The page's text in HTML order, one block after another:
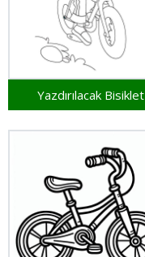
Yazdırılacak Bisiklet